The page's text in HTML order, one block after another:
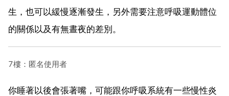
生，也可以緩慢逐漸發生，另外需要注意呼吸運動體位
的關係以及有無晝夜的差別。
7樓：匿名使用者
你睡著以後會張著嘴，可能跟你呼吸系統有一些慢性炎